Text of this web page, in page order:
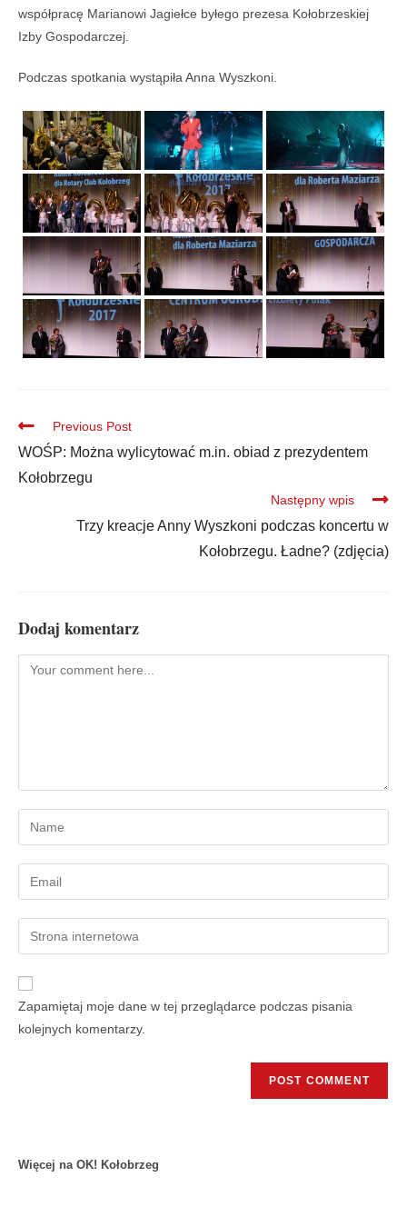
współpracę Marianowi Jagiełce byłego prezesa Kołobrzeskiej
Izby Gospodarczej.
Podczas spotkania wystąpiła Anna Wyszkoni.
Previous Post
WOŚP: Można wylicytować m.in. obiad z prezydentem
Kołobrzegu
Następny wpis
Trzy kreacje Anny Wyszkoni podczas koncertu w
Kołobrzegu. Ładne? (zdjęcia)
Dodaj komentarz
Zapamiętaj moje dane w tej przeglądarce podczas pisania
kolejnych komentarzy.
Więcej na OK! Kołobrzeg